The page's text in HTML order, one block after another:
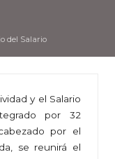
del Salario
y el Salario
por 32
por el
se reunirá el